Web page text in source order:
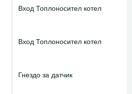
Вход Топлоносител котел
Вход Топлоносител котел
Гнездо за датчик